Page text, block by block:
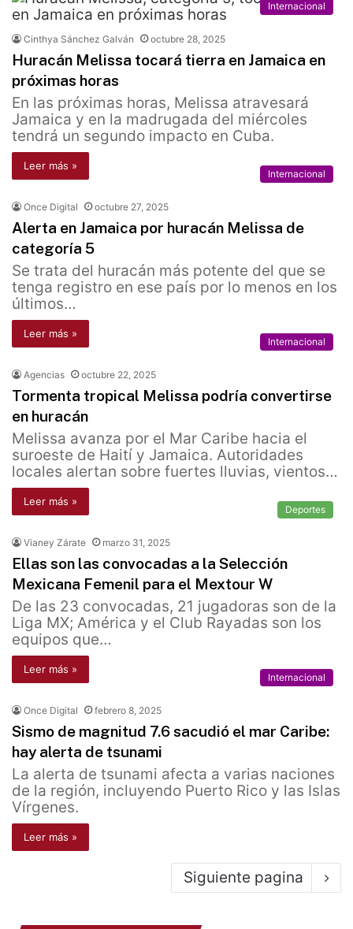
Internacional
Cinthya Sánchez Galván octubre 28, 2025
Huracán Melissa tocará tierra en Jamaica en
próximas horas
En las próximas horas, Melissa atravesará
Jamaica y en la madrugada del miércoles
tendrá un segundo impacto en Cuba.
Leer más »
Internacional
Once Digital octubre 27, 2025
Alerta en Jamaica por huracán Melissa de
categoría 5
Se trata del huracán más potente del que se
tenga registro en ese país por lo menos en los
últimos…
Leer más »
Internacional
Agencias octubre 22, 2025
Tormenta tropical Melissa podría convertirse
en huracán
Melissa avanza por el Mar Caribe hacia el
suroeste de Haití y Jamaica. Autoridades
locales alertan sobre fuertes lluvias, vientos…
Leer más »
Deportes
Vianey Zárate marzo 31, 2025
Ellas son las convocadas a la Selección
Mexicana Femenil para el Mextour W
De las 23 convocadas, 21 jugadoras son de la
Liga MX; América y el Club Rayadas son los
equipos que…
Leer más »
Internacional
Once Digital febrero 8, 2025
Sismo de magnitud 7.6 sacudió el mar Caribe:
hay alerta de tsunami
La alerta de tsunami afecta a varias naciones
de la región, incluyendo Puerto Rico y las Islas
Vírgenes.
Leer más »
Siguiente pagina